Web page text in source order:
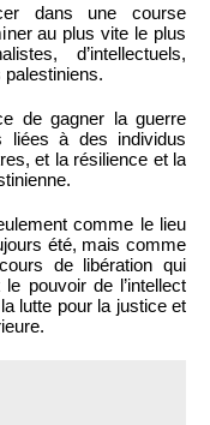
dans une course
au plus vite le plus
d’intellectuels,
palestiniens.
de gagner la guerre
liées à des individus
et la résilience et la
comme le lieu
été, mais comme
de libération qui
pouvoir de l’intellect
lutte pour la justice et